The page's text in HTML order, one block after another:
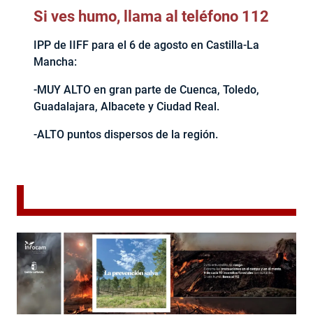
Si ves humo, llama al teléfono 112
IPP de IIFF para el 6 de agosto en Castilla-La
Mancha:
-MUY ALTO en gran parte de Cuenca, Toledo,
Guadalajara, Albacete y Ciudad Real.
-ALTO puntos dispersos de la región.